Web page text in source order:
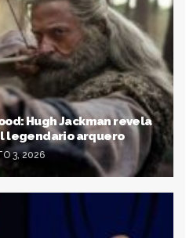
Hugh Jackman revela
legendario arquero
3, 2026